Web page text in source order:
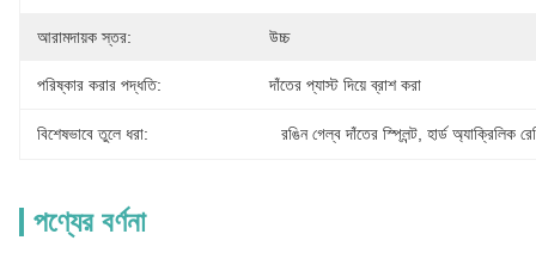
আরামদায়ক স্তর: উচ্চ
পরিষ্কার করার পদ্ধতি: দাঁতের প্যাস্ট দিয়ে ব্রাশ করা
বিশেষভাবে তুলে ধরা: রঙিন গেল্ব দাঁতের স্প্লিন্ট, হার্ড অ্যাক্রিলিক
পণ্যের বর্ণনা